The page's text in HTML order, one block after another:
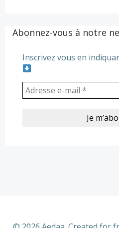
Abonnez-vous à notre
Inscrivez vous en